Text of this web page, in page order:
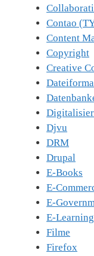
Contao
Content
Copyright
Creative
Djvu
DRM
Drupal
E-Books
E-
E-
E-Learning
Filme
Firefox